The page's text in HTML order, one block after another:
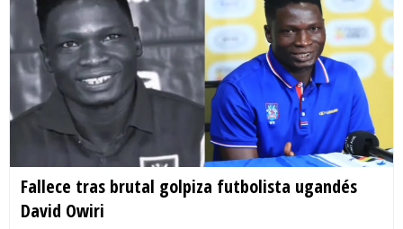
Fallece tras brutal golpiza futbolista ugandés
David Owiri